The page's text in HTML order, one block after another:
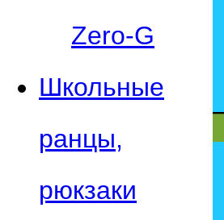
Zero-G
Школьные
ранцы,
рюкзаки